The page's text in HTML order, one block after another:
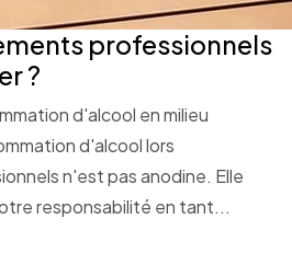
professionnels
?
d'alcool en milieu
d'alcool lors
n'est pas anodine. Elle
responsabilité en tant...